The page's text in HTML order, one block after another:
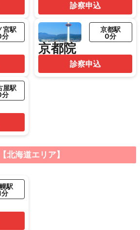
診察申込
宮駅
分
京都院
京都駅
0分
診察申込
屋駅
分
【北海道エリア】
駅
分